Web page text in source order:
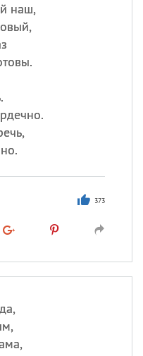
наш,
373
День Святой Клары —
покровительницы
празднуют именины
значение